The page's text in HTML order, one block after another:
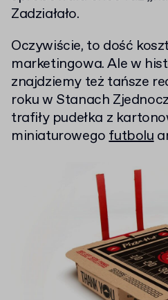
Zadziałało.
Oczywiście, to dość
marketingowa. Ale w
znajdziemy też tańsze
roku w Stanach
trafiły pudełka z
miniaturowegofutbolu